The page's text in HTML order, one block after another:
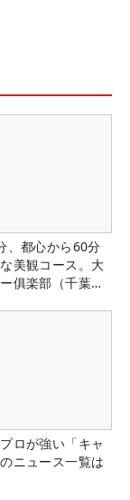
、都心から60分
美観コース。大
俱楽部（千葉
ロが強い「キャ
ニュース一覧は